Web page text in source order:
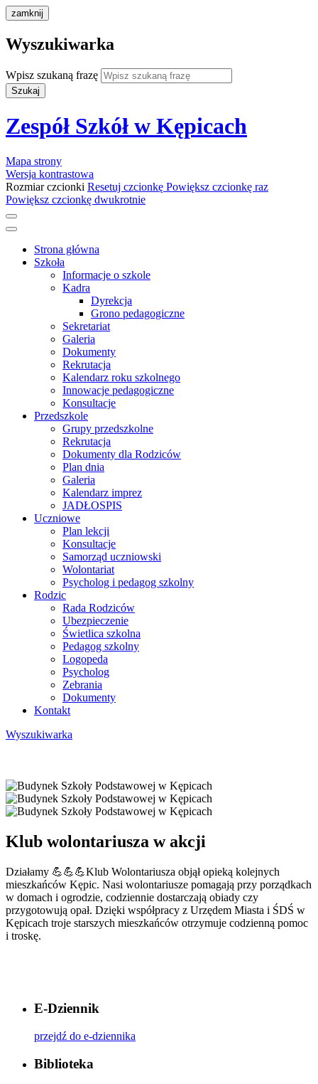
zamknij
Wyszukiwarka
Wpisz szukaną frazę
Szukaj
Zespół Szkół w Kępicach
Mapa strony
Wersja kontrastowa
Rozmiar czcionki Resetuj czcionkę Powiększ czcionkę raz
Powiększ czcionkę dwukrotnie
Strona główna
Szkoła
Informacje o szkole
Kadra
Dyrekcja
Grono pedagogiczne
Sekretariat
Galeria
Dokumenty
Rekrutacja
Kalendarz roku szkolnego
Innowacje pedagogiczne
Konsultacje
Przedszkole
Grupy przedszkolne
Rekrutacja
Dokumenty dla Rodziców
Plan dnia
Galeria
Kalendarz imprez
JADŁOSPIS
Uczniowe
Plan lekcji
Konsultacje
Samorząd uczniowski
Wolontariat
Psycholog i pedagog szkolny
Rodzic
Rada Rodziców
Ubezpieczenie
Świetlica szkolna
Pedagog szkolny
Logopeda
Psycholog
Zebrania
Dokumenty
Kontakt
Wyszukiwarka
Klub wolontariusza w akcji
Działamy 💪💪💪Klub Wolontariusza objął opieką kolejnych
mieszkańców Kępic. Nasi wolontariusze pomagają przy porządkach
w domach i ogrodzie, codziennie dostarczają obiady czy
przygotowują opał. Dzięki współpracy z Urzędem Miasta i ŚDŚ w
Kępicach troje starszych mieszkańców otrzymuje codzienną pomoc
i troskę.
E-Dziennik
przejdź do e-dziennika
Biblioteka